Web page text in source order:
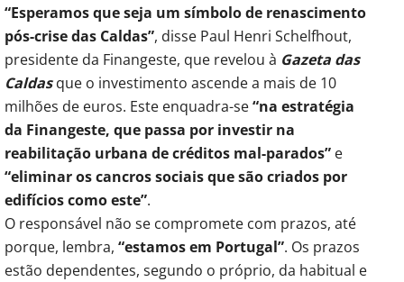
“Esperamos que seja um símbolo de renascimento
pós-crise das Caldas”, disse Paul Henri Schelfhout,
presidente da Finangeste, que revelou à Gazeta das
Caldasque o investimento ascende a mais de 10
milhões de euros. Este enquadra-se“na estratégia
da Finangeste, que passa por investir na
reabilitação urbana de créditos mal-parados” e
“eliminar os cancros sociais que são criados por
edifícios como este”.
O responsável não se compromete com prazos, até
porque, lembra, “estamos em Portugal”. Os prazos
estão dependentes, segundo o próprio, da habitual e